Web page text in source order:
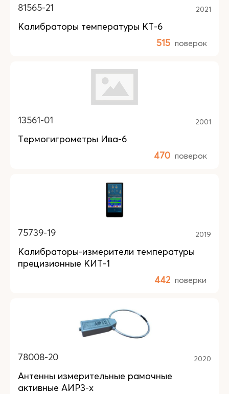
81565-21 2021
Калибраторы температуры КТ-6
515 поверок
13561-01 2001
Термогигрометры Ива-6
470 поверок
75739-19 2019
Калибраторы-измерители температуры
прецизионные КИТ-1
442 поверки
78008-20 2020
Антенны измерительные рамочные
активные АИР3-х